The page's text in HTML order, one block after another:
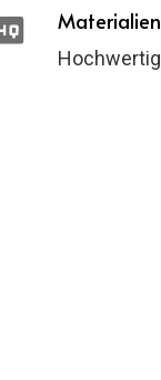
Materialien
Hochwertig